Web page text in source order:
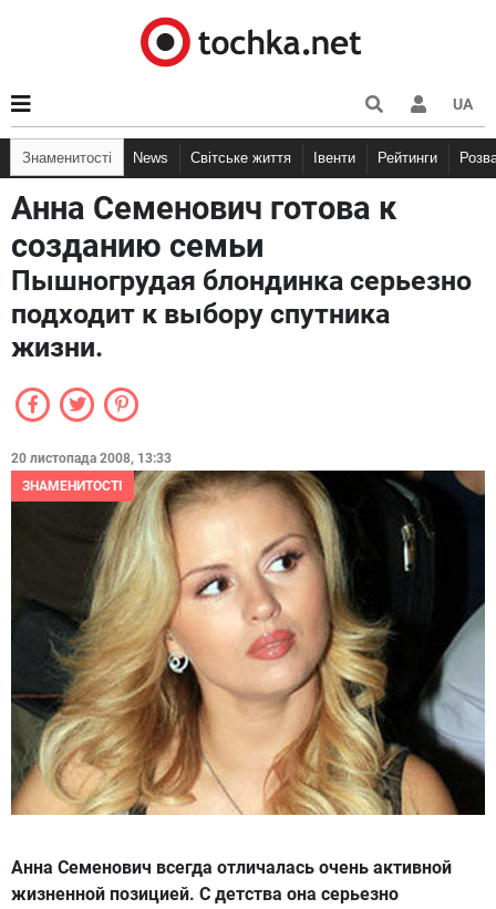
UA
Знаменитості News Світське життя Івенти Рейтинги
Анна Семенович готова к
созданию семьи
Пышногрудая блондинка серьезно
подходит к выбору спутника
жизни.
20 листопада 2008, 13:33
ЗНАМЕНИТОСТІ
Анна Семенович всегда отличалась очень активной
жизненной позицией. С детства она серьезно